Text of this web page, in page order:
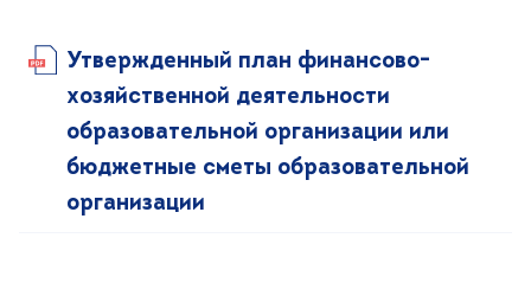
Утвержденный план финансово-
хозяйственной деятельности
образовательной организации или
бюджетные сметы образовательной
организации